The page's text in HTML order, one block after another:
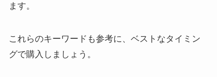
ます。
これらのキーワードも参考に、ベストなタイミン
グで購入しましょう。